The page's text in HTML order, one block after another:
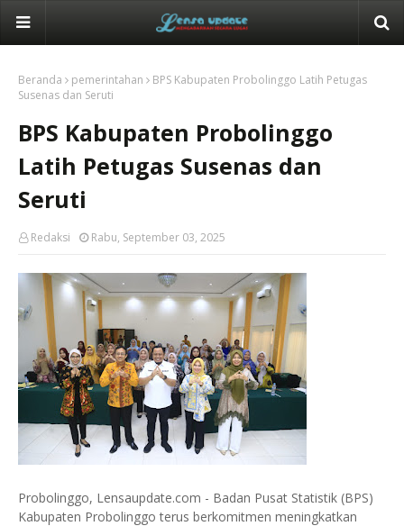
Beranda pemerintahan
BPS Kabupaten Probolinggo Latih Petugas
Susenas dan Seruti
BPS Kabupaten Probolinggo
Latih Petugas Susenas dan
Seruti
Redaksi Rabu, September 03, 2025
Probolinggo, Lensaupdate.com - Badan Pusat Statistik (BPS)
Kabupaten Probolinggo terus berkomitmen meningkatkan